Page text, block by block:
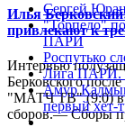
Илья
привлекают к
Интервью
Берковского
"МАТЧ ТВ" (9:0) в
сборов.— Сборы
Сергей
"Торпедо"
ПАРИ
Роспутько
Лига ПАРИ.
Амур
первый хет-